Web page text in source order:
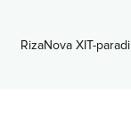
RizaNova XIT-paradi